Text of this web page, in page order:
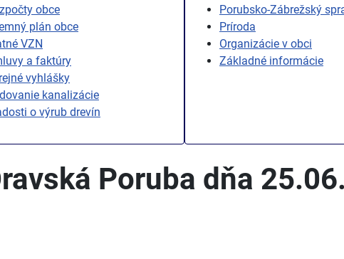
obce
plán obce
VZN
a faktúry
vyhlášky
kanalizácie
o výrub drevín
Porubsko-Zábrežský
Príroda
Organizácie v obci
Základné informácie
Poruba dňa